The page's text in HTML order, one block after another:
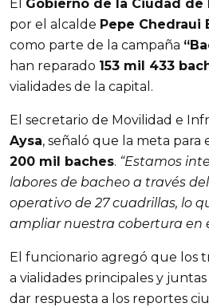
El Gobierno de la Ciudad de
por el alcalde Pepe Chedraui
como parte de la campaña
han reparado 153 mil 433
vialidades de la capital.
El secretario de Movilidad e
Aysa, señaló que la meta para
200 mil baches. “Estamos
labores de bacheo a través
operativo de 27 cuadrillas, lo
ampliar nuestra cobertura en
El funcionario agregó que los
a vialidades principales y
dar respuesta a los reportes